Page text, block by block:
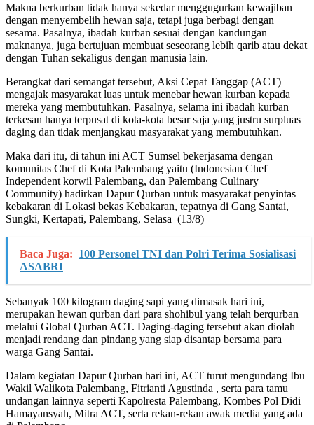
Makna berkurban tidak hanya sekedar menggugurkan kewajiban
dengan menyembelih hewan saja, tetapi juga berbagi dengan
sesama. Pasalnya, ibadah kurban sesuai dengan kandungan
maknanya, juga bertujuan membuat seseorang lebih qarib atau dekat
dengan Tuhan sekaligus dengan manusia lain.
Berangkat dari semangat tersebut, Aksi Cepat Tanggap (ACT)
mengajak masyarakat luas untuk menebar hewan kurban kepada
mereka yang membutuhkan. Pasalnya, selama ini ibadah kurban
terkesan hanya terpusat di kota-kota besar saja yang justru surpluas
daging dan tidak menjangkau masyarakat yang membutuhkan.
Maka dari itu, di tahun ini ACT Sumsel bekerjasama dengan
komunitas Chef di Kota Palembang yaitu (Indonesian Chef
Independent korwil Palembang, dan Palembang Culinary
Community) hadirkan Dapur Qurban untuk masyarakat penyintas
kebakaran di Lokasi bekas Kebakaran, tepatnya di Gang Santai,
Sungki, Kertapati, Palembang, Selasa (13/8)
Baca Juga: 100 Personel TNI dan Polri Terima Sosialisasi
ASABRI
Sebanyak 100 kilogram daging sapi yang dimasak hari ini,
merupakan hewan qurban dari para shohibul yang telah berqurban
melalui Global Qurban ACT. Daging-daging tersebut akan diolah
menjadi rendang dan pindang yang siap disantap bersama para
warga Gang Santai.
Dalam kegiatan Dapur Qurban hari ini, ACT turut mengundang Ibu
Wakil Walikota Palembang, Fitrianti Agustinda , serta para tamu
undangan lainnya seperti Kapolresta Palembang, Kombes Pol Didi
Hamayansyah, Mitra ACT, serta rekan-rekan awak media yang ada